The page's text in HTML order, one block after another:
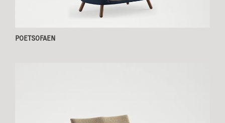
POETSOFAEN